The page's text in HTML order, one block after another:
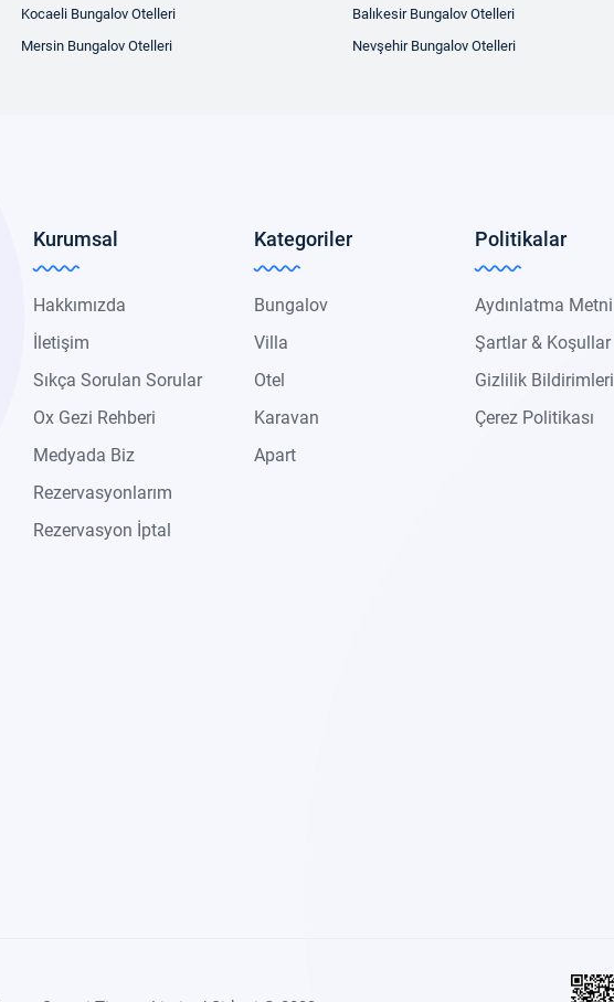
Kocaeli Bungalov Otelleri
Mersin Bungalov Otelleri
Balıkesir Bungalov Otelleri
Nevşehir Bungalov Otelleri
Kurumsal
Hakkımızda
İletişim
Sıkça Sorulan Sorular
Ox Gezi Rehberi
Medyada Biz
Rezervasyonlarım
Rezervasyon İptal
Kategoriler
Bungalov
Villa
Otel
Karavan
Apart
Politikalar
Aydınlatma Metni
Şartlar & Koşullar
Gizlilik Bildirimleri
Çerez Politikası